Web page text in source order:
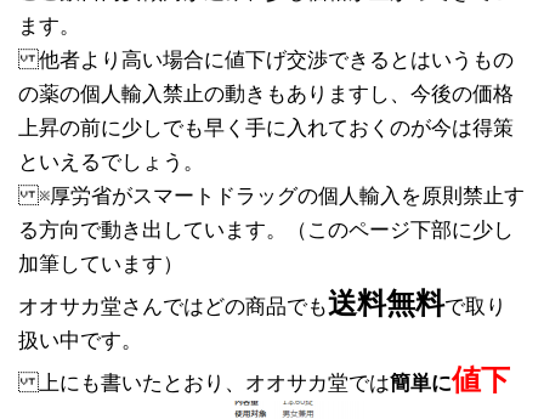
ます。
他者より高い場合に値下げ交渉できるとはいうもの
の薬の個人輸入禁止の動きもありますし、今後の価格
上昇の前に少しでも早く手に入れておくのが今は得策
といえるでしょう。
※厚労省がスマートドラッグの個人輸入を原則禁止す
る方向で動き出しています。（このページ下部に少し
加筆しています）
オオサカ堂さんではどの商品でも送料無料で取り
扱い中です。
上にも書いたとおり、オオサカ堂では簡単に値下